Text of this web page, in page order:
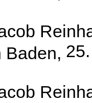
Baden,